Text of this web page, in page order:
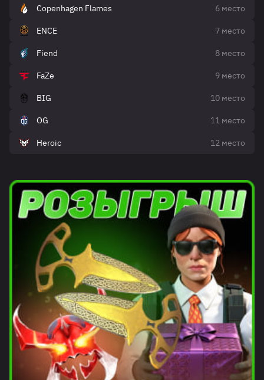
Copenhagen Flames 6 место
ENCE 7 место
Fiend 8 место
FaZe 9 место
BIG 10 место
OG 11 место
Heroic 12 место